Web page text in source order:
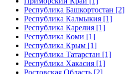
Республика Башкортостан [2]
Республика Калмыкия [1]
Республика Карелия [1]
Республика Коми [1]
Республика Крым [1]
Республика Татарстан [1]
Республика Хакасия [1]
Ростовская Область [2]